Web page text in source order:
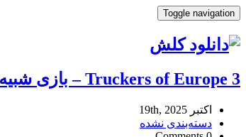
Toggle navigation
Truckers of Europe 3 – بازی شبیه‌سازی تریلی رانندگان‌ کامیون‌ اروپا 3 +مود
اکتبر 19th, 2025
دسته‌بندی نشده